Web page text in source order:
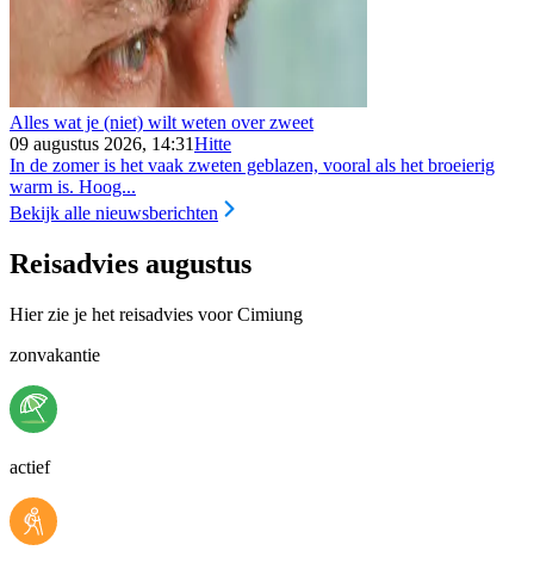
Alles wat je (niet) wilt weten over zweet
09 augustus 2026, 14:31Hitte
In de zomer is het vaak zweten geblazen, vooral als het broeierig
warm is. Hoog...
Bekijk alle nieuwsberichten
Reisadvies augustus
Hier zie je het reisadvies voor Cimiung
zonvakantie
actief